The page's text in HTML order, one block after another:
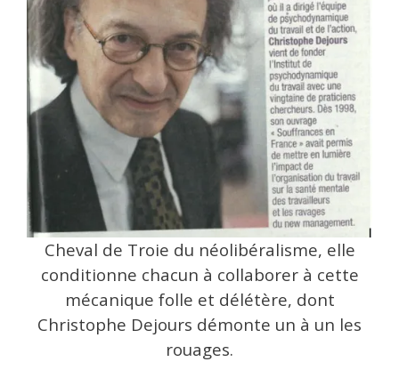
Cheval de Troie du néolibéralisme, elle
conditionne chacun à collaborer à cette
mécanique folle et délétère, dont
Christophe Dejours démonte un à un les
rouages.